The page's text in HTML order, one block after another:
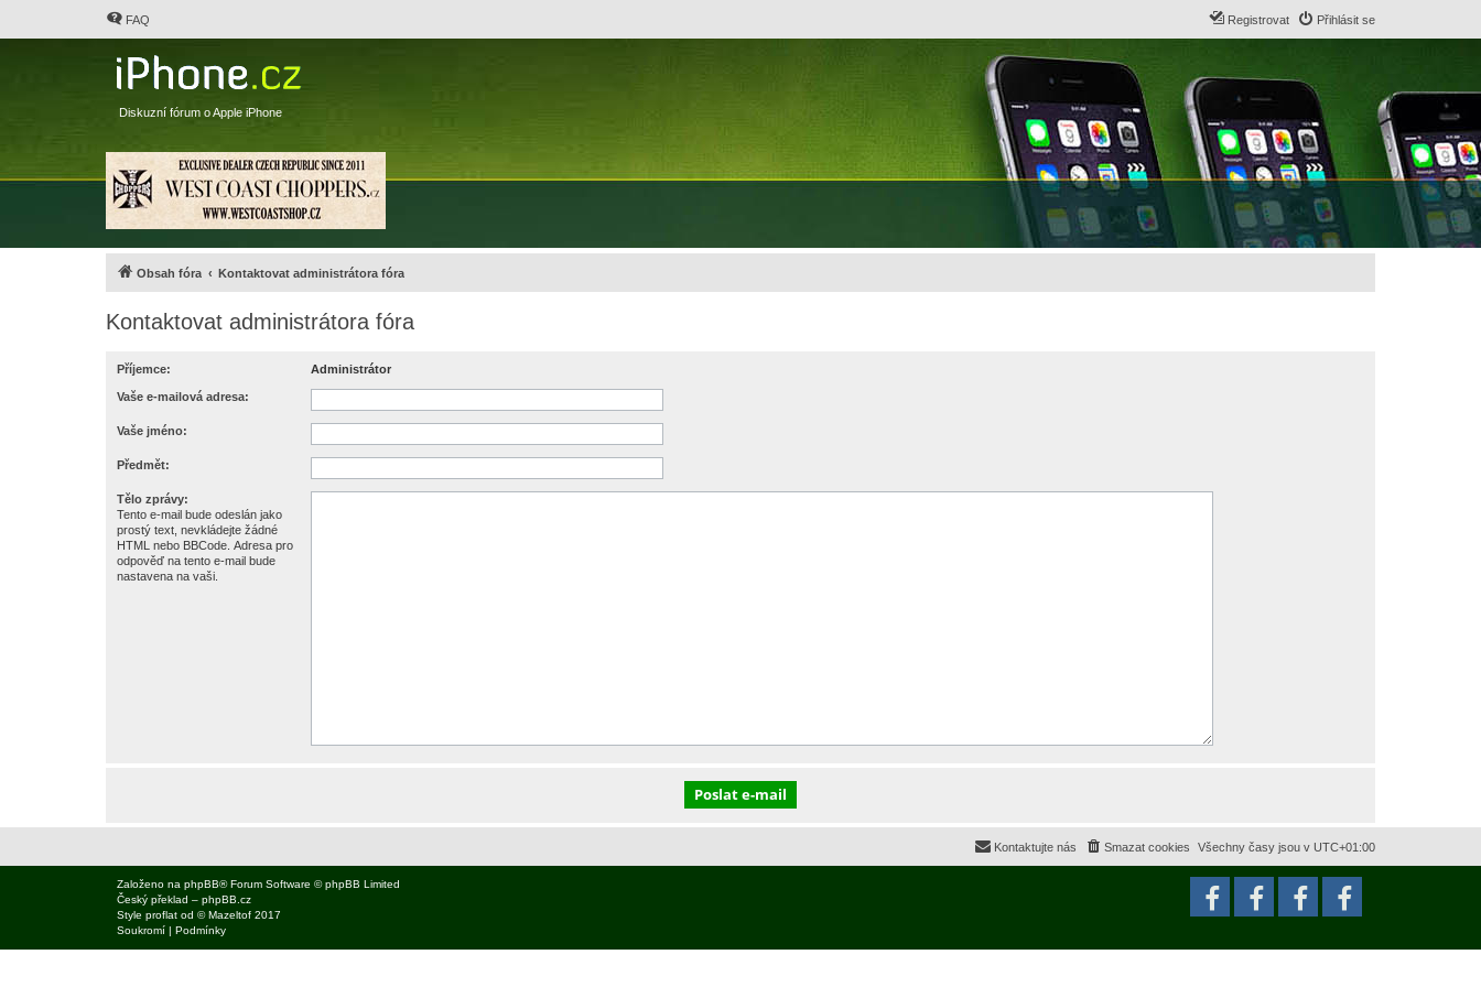
FAQ Přihlásit se
Registrovat
Diskuzní fórum o Apple iPhone
Obsah fóra Kontaktovat administrátora fóra
Kontaktovat administrátora fóra
Příjemce: Administrátor
Vaše e-mailová adresa:
Vaše jméno:
Předmět:
Tělo zprávy:
Tento e-mail bude odeslán jako
prostý text, nevkládejte žádné
HTML nebo BBCode. Adresa pro
odpověď na tento e-mail bude
nastavena na vaši.
Všechny časy jsou v UTC+01:00
Smazat cookies
Kontaktujte nás
Založeno na phpBB® Forum Software © phpBB Limited
Český překlad – phpBB.cz
Style proflat od ©Mazeltof 2017
Soukromí | Podmínky